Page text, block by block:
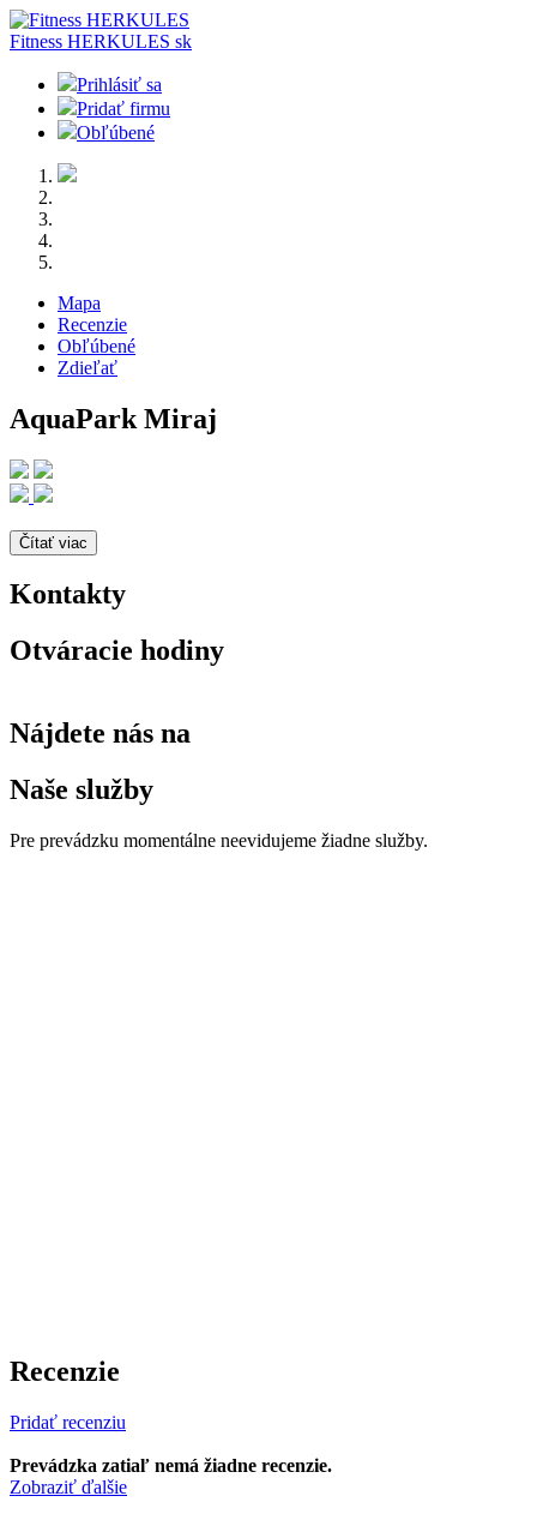
Fitness HERKULES sk
Prihlásiť sa
Pridať firmu
Obľúbené
Mapa
Recenzie
Obľúbené
Zdieľať
AquaPark Miraj
Čítať viac
Kontakty
Otváracie hodiny
Nájdete nás na
Naše služby
Pre prevádzku momentálne neevidujeme žiadne služby.
Recenzie
Pridať recenziu
Prevádzka zatiaľ nemá žiadne recenzie.
Zobraziť ďalšie